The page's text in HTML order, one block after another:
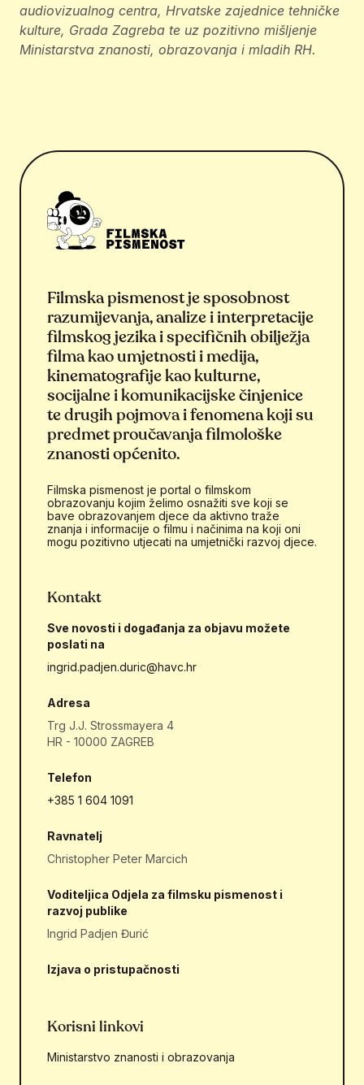
audiovizualnog centra, Hrvatske zajednice tehničke
kulture, Grada Zagreba te uz pozitivno mišljenje
Ministarstva znanosti, obrazovanja i mladih RH.
Filmska pismenost je sposobnost
razumijevanja, analize i interpretacije
filmskog jezika i specifičnih obilježja
filma kao umjetnosti i medija,
kinematografije kao kulturne,
socijalne i komunikacijske činjenice
te drugih pojmova i fenomena koji su
predmet proučavanja filmološke
znanosti općenito.
Filmska pismenost je portal o filmskom
obrazovanju kojim želimo osnažiti sve koji se
bave obrazovanjem djece da aktivno traže
znanja i informacije o filmu i načinima na koji oni
mogu pozitivno utjecati na umjetnički razvoj djece.
Kontakt
Sve novosti i događanja za objavu možete
poslati na
ingrid.padjen.duric@havc.hr
Adresa
Trg J.J. Strossmayera 4
HR - 10000 ZAGREB
Telefon
+385 1 604 1091
Ravnatelj
Christopher Peter Marcich
Voditeljica Odjela za filmsku pismenost i
razvoj publike
Ingrid Padjen Đurić
Izjava o pristupačnosti
Korisni linkovi
Ministarstvo znanosti i obrazovanja